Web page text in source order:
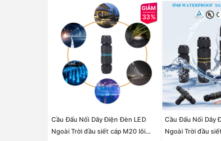
33%
Cầu Đấu Nối Dây Điện Đèn LED
Ngoài Trời đầu siết cáp M20 lõi
Cầu Đấu Nối Dây
Ngoài Trời đầu